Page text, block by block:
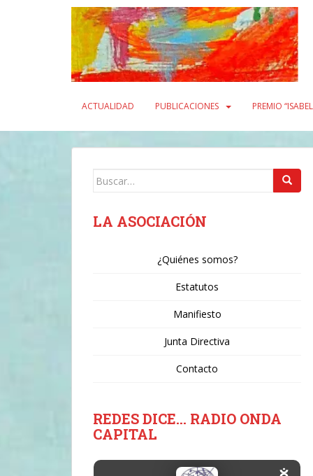
ACTUALIDAD PUBLICACIONES PREMIO
Buscar:
LA ASOCIACIÓN
¿Quiénes somos?
Estatutos
Manifiesto
Junta Directiva
Contacto
REDES DICE… RADIO ONDA
CAPITAL